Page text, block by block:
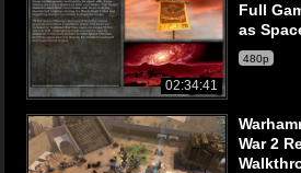
02:34:41
Full
as
480p
War 2